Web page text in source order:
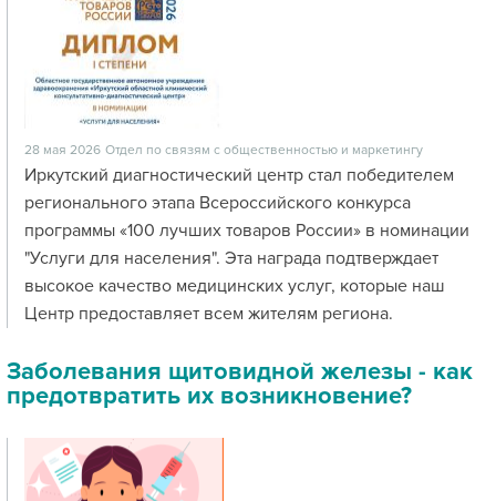
28 мая 2026 Отдел по связям с общественностью и маркетингу
Иркутский диагностический центр стал победителем
регионального этапа Всероссийского конкурса
программы «100 лучших товаров России» в номинации
"Услуги для населения". Эта награда подтверждает
высокое качество медицинских услуг, которые наш
Центр предоставляет всем жителям региона.
Заболевания щитовидной железы - как
предотвратить их возникновение?